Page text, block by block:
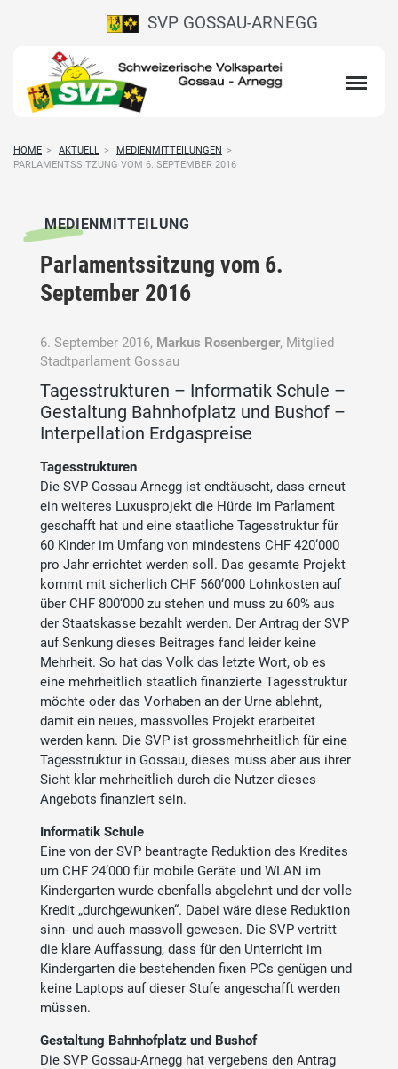
SVP GOSSAU-ARNEGG
HOME > AKTUELL > MEDIENMITTEILUNGEN >
PARLAMENTSSITZUNG VOM 6. SEPTEMBER 2016
MEDIENMITTEILUNG
Parlamentssitzung vom 6.
September 2016
6. September 2016, Markus Rosenberger, Mitglied
Stadtparlament Gossau
Tagesstrukturen – Informatik Schule –
Gestaltung Bahnhofplatz und Bushof –
Interpellation Erdgaspreise
Tagesstrukturen
Die SVP Gossau Arnegg ist endtäuscht, dass erneut
ein weiteres Luxusprojekt die Hürde im Parlament
geschafft hat und eine staatliche Tagesstruktur für
60 Kinder im Umfang von mindestens CHF 420‘000
pro Jahr errichtet werden soll. Das gesamte Projekt
kommt mit sicherlich CHF 560‘000 Lohnkosten auf
über CHF 800‘000 zu stehen und muss zu 60% aus
der Staatskasse bezahlt werden. Der Antrag der SVP
auf Senkung dieses Beitrages fand leider keine
Mehrheit. So hat das Volk das letzte Wort, ob es
eine mehrheitlich staatlich finanzierte Tagesstruktur
möchte oder das Vorhaben an der Urne ablehnt,
damit ein neues, massvolles Projekt erarbeitet
werden kann. Die SVP ist grossmehrheitlich für eine
Tagesstruktur in Gossau, dieses muss aber aus ihrer
Sicht klar mehrheitlich durch die Nutzer dieses
Angebots finanziert sein.
Informatik Schule
Eine von der SVP beantragte Reduktion des Kredites
um CHF 24‘000 für mobile Geräte und WLAN im
Kindergarten wurde ebenfalls abgelehnt und der volle
Kredit „durchgewunken“. Dabei wäre diese Reduktion
sinn- und auch massvoll gewesen. Die SVP vertritt
die klare Auffassung, dass für den Unterricht im
Kindergarten die bestehenden fixen PCs genügen und
keine Laptops auf dieser Stufe angeschafft werden
müssen.
Gestaltung Bahnhofplatz und Bushof
Die SVP Gossau-Arnegg hat vergebens den Antrag